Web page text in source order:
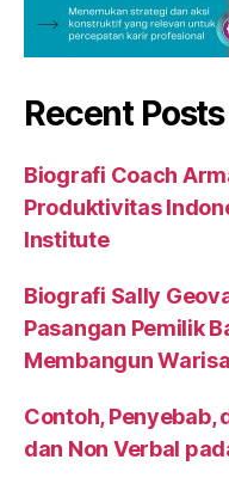
Recent Posts
Biografi Coach
Produktivitas
Institute
Biografi Sally
Pasangan Pemilik
Membangun
Contoh, Penyebab,
dan Non Verbal